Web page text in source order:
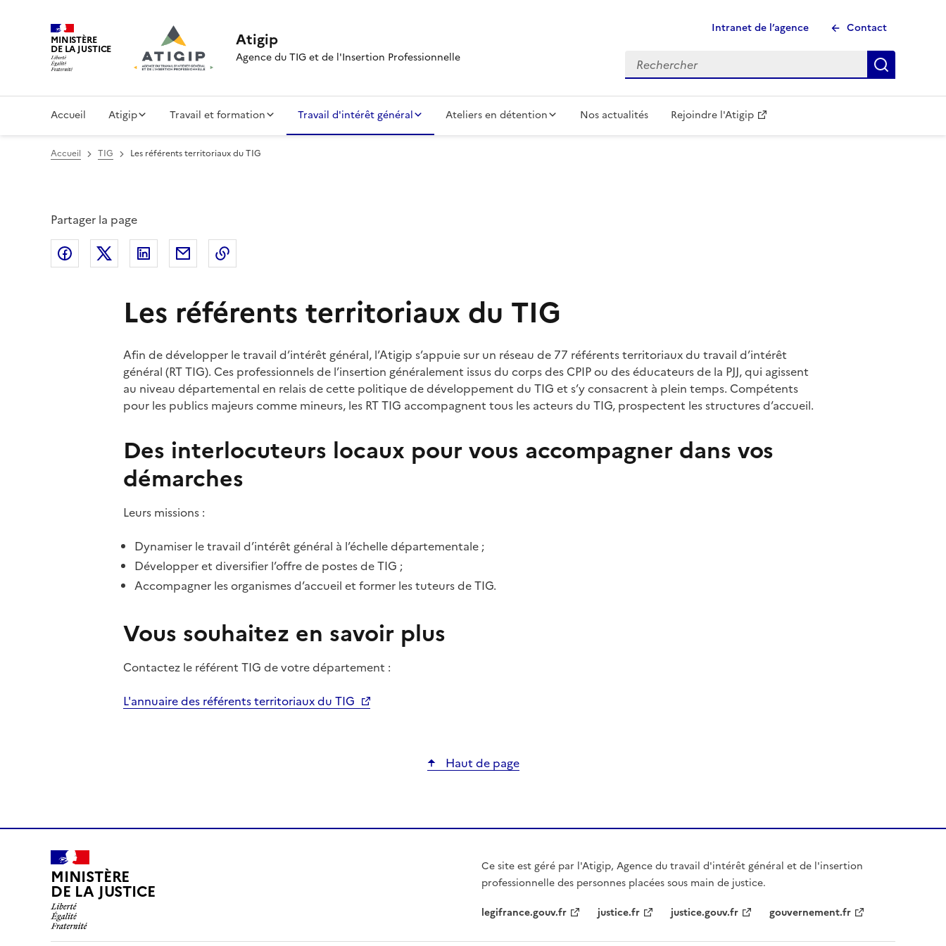
MINISTÈRE
DE LA JUSTICE Atigip
Agence du TIG et de l'Insertion Professionnelle
Intranet de l’agence Contact
Rechercher
Accueil Atigip Travail et formation Travail d'intérêt général Ateliers en détention Nos actualités Rejoindre l'Atigip
Accueil TIG Les référents territoriaux du TIG
Partager la page
Partager sur Facebook
Partager sur Twitter
Partager sur LinkedIn
Partager par email
Les référents territoriaux du TIG
Afin de développer le travail d’intérêt général, l’Atigip s’appuie sur un réseau de 77 référents territoriaux du travail d’intérêt
général (RT TIG). Ces professionnels de l’insertion généralement issus du corps des CPIP ou des éducateurs de la PJJ, qui agissent
au niveau départemental en relais de cette politique de développement du TIG et s’y consacrent à plein temps. Compétents
pour les publics majeurs comme mineurs, les RT TIG accompagnent tous les acteurs du TIG, prospectent les structures d’accueil.
Des interlocuteurs locaux pour vous accompagner dans vos
démarches
Leurs missions :
Dynamiser le travail d’intérêt général à l’échelle départementale ;
Développer et diversifier l’offre de postes de TIG ;
Accompagner les organismes d’accueil et former les tuteurs de TIG.
Vous souhaitez en savoir plus
Contactez le référent TIG de votre département :
L'annuaire des référents territoriaux du TIG
Haut de page
MINISTÈRE
DE LA JUSTICE
Ce site est géré par l'Atigip, Agence du travail d'intérêt général et de l'insertion
professionnelle des personnes placées sous main de justice.
legifrance.gouv.fr
justice.fr justice.gouv.fr gouvernement.fr